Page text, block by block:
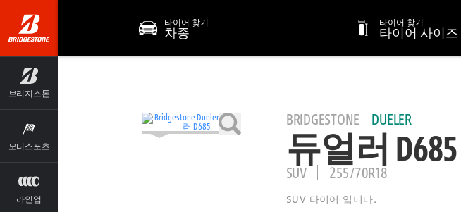
브리지스톤
모터스포츠
라인업
타이어 찾기
차종
타이어 찾기
타이어 사이즈
BRIDGESTONE DUELER
듀얼러 D685
SUV 255/70R18
SUV 타이어 입니다.